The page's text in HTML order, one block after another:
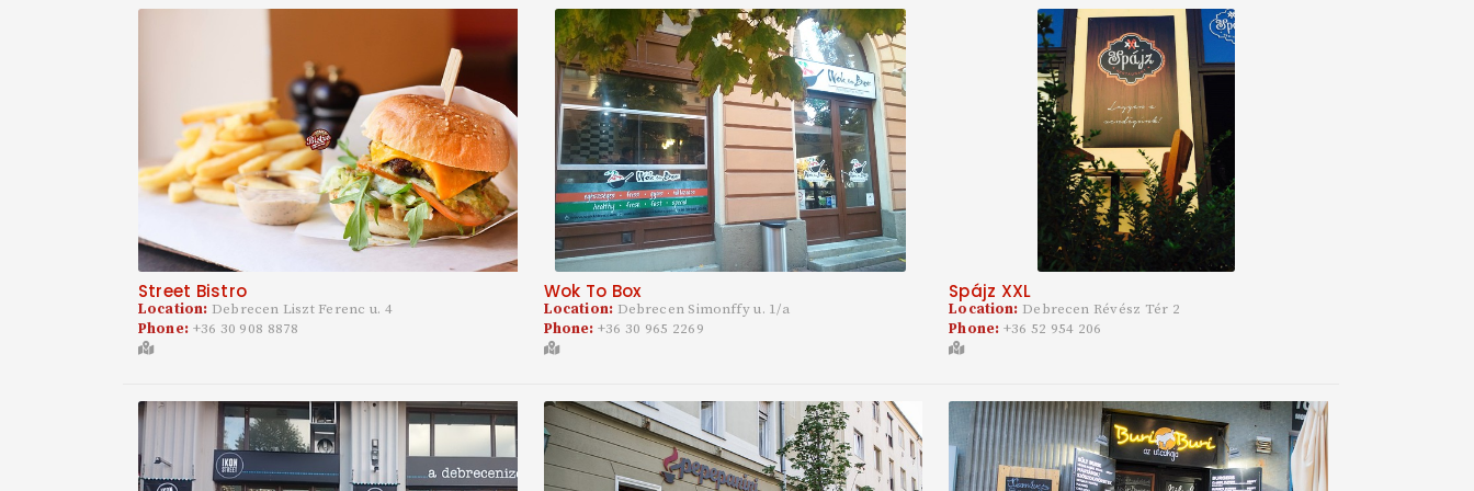
Street Bistro
Location: Debrecen Liszt Ferenc u. 4
Phone: +36 30 908 8878
Wok To Box
Location: Debrecen Simonffy u. 1/a
Phone:+36 30 965 2269
Spájz XXL
Location: Debrecen Révész Tér 2
Phone: +36 52 954 206